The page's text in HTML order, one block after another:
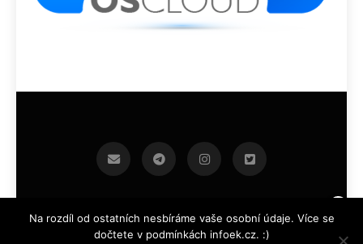
infoek.cz 2026.Developed By BlazeThemes .
Na rozdíl od ostatních nesbíráme vaše osobní údaje. Více se
dočtete v podmínkách infoek.cz. :)